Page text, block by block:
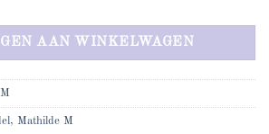
AAN WINKELWAGEN
, Mathilde M